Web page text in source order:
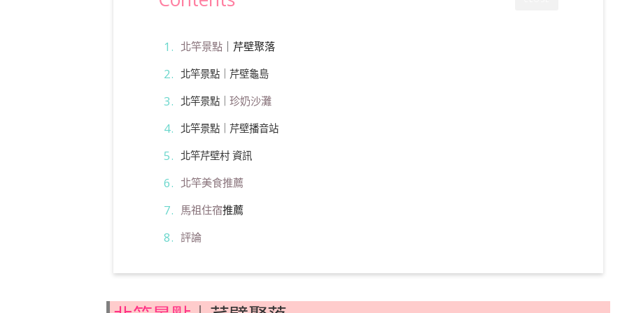
北竿景點 ｜芹壁聚落
北竿景點｜芹壁龜島
北竿景點｜ 珍奶沙灘
北竿景點｜芹壁播音站
北竿芹壁村 資訊
北竿美食推薦
馬祖住宿推薦
評論